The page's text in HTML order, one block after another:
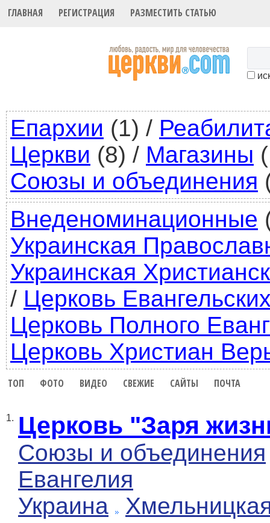
ГЛАВНАЯ РЕГИСТРАЦИЯ РАЗМЕСТИТЬ СТАТЬЮ
Епархии (1) /
Церкви (8) / Магазины
Союзы и объединения
Внеденоминационные
Украинская
Украинская
/ Церковь
Церковь Полного
Церковь Христиан
ТОП ФОТО ВИДЕО СВЕЖИЕ САЙТЫ ПОЧТА
1. Церковь "Заря
Союзы и объединения
Евангелия
Украина